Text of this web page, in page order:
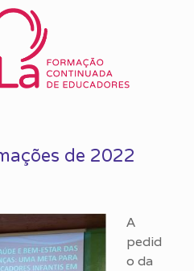
de 2022
A
pedid
o da